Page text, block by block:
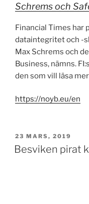
Schrems och
Financial Times har
dataintegritet och -
Max Schrems och
Business, nämns.
den som vill läsa
https://noyb.eu/en
PUBLICERAT
23 MARS, 2019
Besviken pirat